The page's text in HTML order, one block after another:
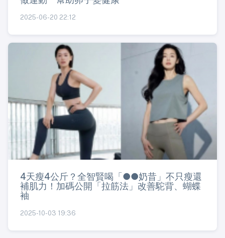
2025-06-20 22:12
4天瘦4公斤？全智賢喝「●●奶昔」不只瘦還
補肌力！加碼公開「拉筋法」改善駝背、蝴蝶
袖
2025-10-03 19:36